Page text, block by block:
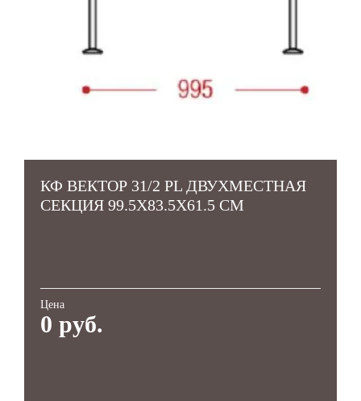
КФ ВЕКТОР 31/2 PL ДВУХМЕСТНАЯ
СЕКЦИЯ 99.5Х83.5Х61.5 СМ
Цена
0 руб.